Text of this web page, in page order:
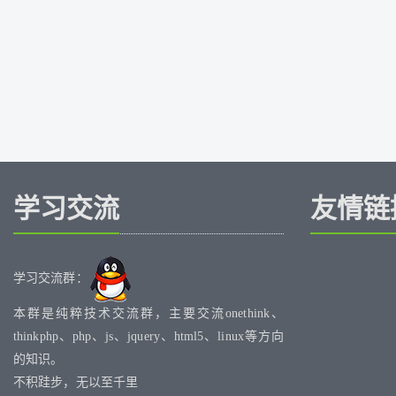
学习交流
学习交流群：
本群是纯粹技术交流群，主要交流onethink、
thinkphp、php、js、jquery、html5、linux等方向
的知识。
不积跬步，无以至千里
友情